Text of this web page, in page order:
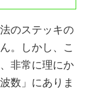
のステッキの
。しかし、こ
非常に理にか
数」にありま